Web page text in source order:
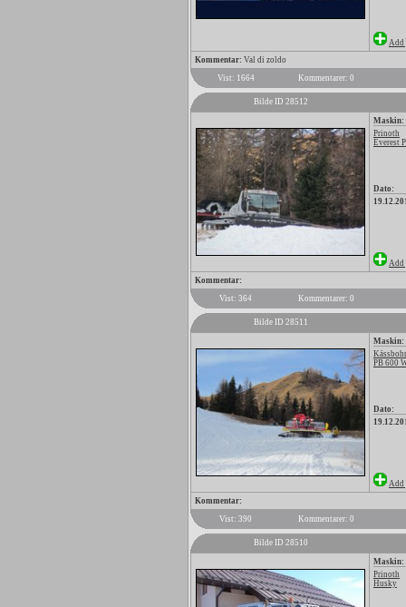
Add
Kommentar: Val di zoldo
Vist: 1664
Kommentarer: 0
Bilde ID 28512
Maskin:
Prinoth
Everest
Dato:
Add
Kommentar:
Vist: 364
Kommentarer: 0
Bilde ID 28511
Maskin:
PB 600
Dato:
Add
Kommentar:
Vist: 390
Kommentarer: 0
Bilde ID 28510
Maskin:
Prinoth
Husky